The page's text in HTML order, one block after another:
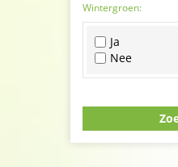
Roze
Wit
Zwart
Wintergroen:
Ja
Nee